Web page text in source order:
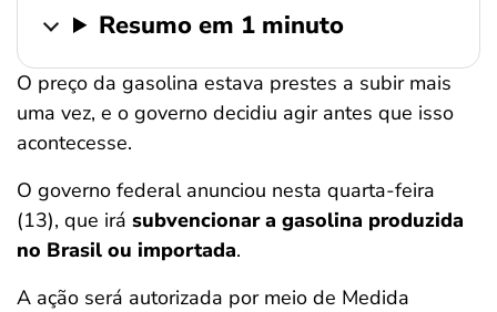
Resumo em 1 minuto
O preço da gasolina estava prestes a subir mais
uma vez, e o governo decidiu agir antes que isso
acontecesse.
O governo federal anunciou nesta quarta-feira
(13), que irá subvencionar a gasolina produzida
no Brasil ou importada.
A ação será autorizada por meio de Medida